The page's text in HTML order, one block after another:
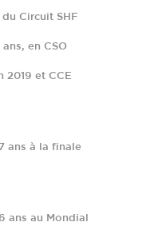
Circuit SHF
en CSO
2019 et CCE
ans à la finale
ans au Mondial